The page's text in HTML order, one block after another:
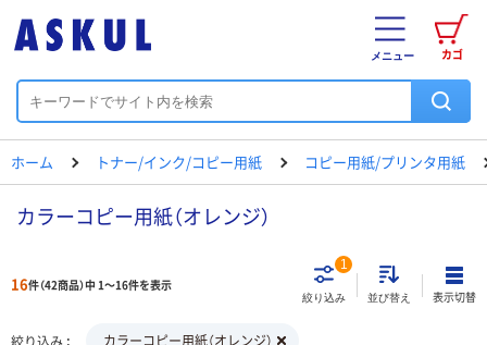
カゴ
メニュー
ホーム トナー/インク/コピー用紙 コピー用紙/プリンタ用紙
カラーコピー用紙（オレンジ）
16件（42商品）中 1～16件を表示
絞り込み
1
並び替え 表示切替
絞り込み カラーコピー用紙（オレンジ）